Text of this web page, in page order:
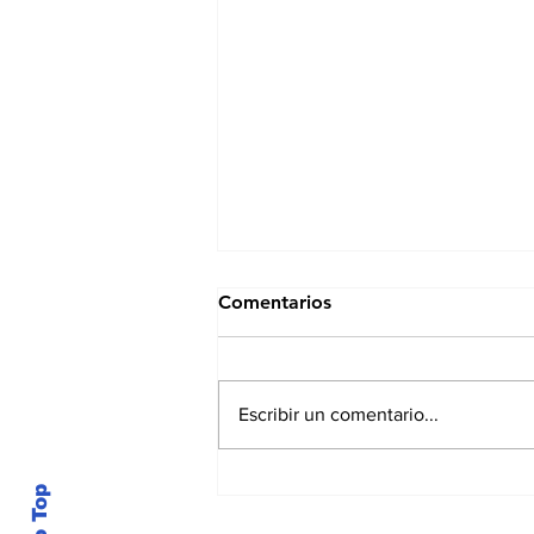
Comentarios
Escribir un comentario...